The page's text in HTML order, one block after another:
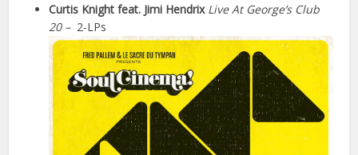
Curtis Knight feat. Jimi Hendrix Live At George’s Club
20 –2-LPs